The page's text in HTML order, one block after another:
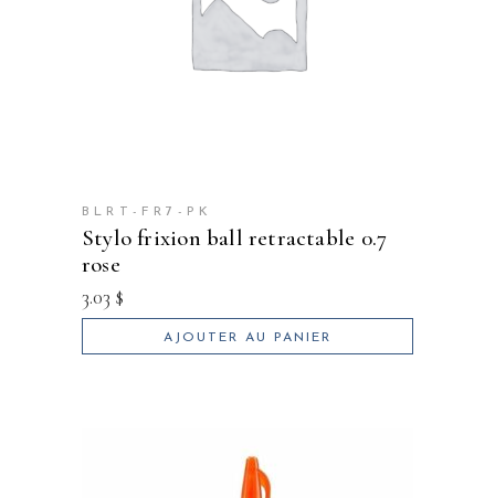
BLRT-FR7-PK
stylo frixion ball retractable 0.7
rose
3.03 $
AJOUTER AU PANIER